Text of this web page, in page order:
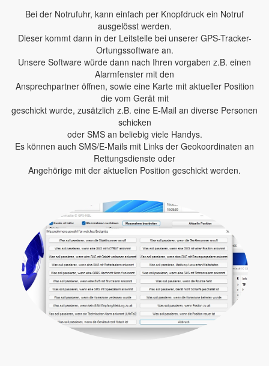
Bei der Notrufuhr, kann einfach per Knopfdruck ein Notruf
ausgelösst werden.
Dieser kommt dann in der Leitstelle bei unserer GPS-Tracker-
Ortungssoftware an.
Unsere Software würde dann nach Ihren vorgaben z.B. einen
Alarmfenster mit den
Ansprechpartner öffnen, sowie eine Karte mit aktueller Position
die vom Gerät mit
geschickt wurde, zusätzlich z.B. eine E-Mail an diverse Personen
schicken
oder SMS an beliebig viele Handys.
Es können auch SMS/E-Mails mit Links der Geokoordinaten an
Rettungsdienste oder
Angehörige mit der aktuellen Position geschickt werden.